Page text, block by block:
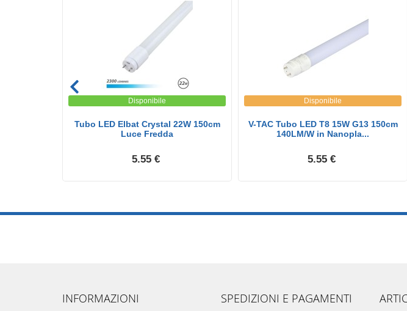
Disponibile
Tubo LED Elbat Crystal 22W 150cm
Luce Fredda
5.55 €
Disponibile
V-TAC Tubo LED T8 15W G13 150cm
140LM/W in Nanopla...
5.55 €
INFORMAZIONI SPEDIZIONI E PAGAMENTI